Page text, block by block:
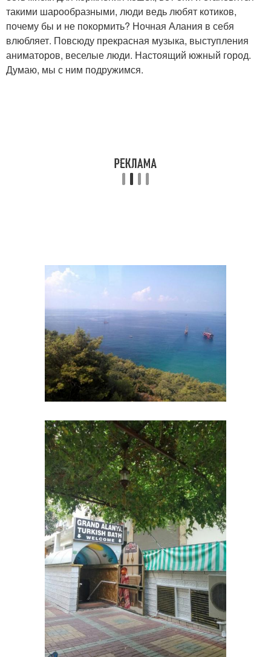
такими шарообразными, люди ведь любят котиков,
почему бы и не покормить? Ночная Алания в себя
влюбляет. Повсюду прекрасная музыка, выступления
аниматоров, веселые люди. Настоящий южный город.
Думаю, мы с ним подружимся.